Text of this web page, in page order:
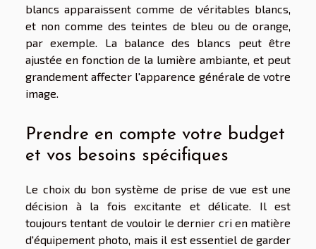
blancs apparaissent comme de véritables blancs,
et non comme des teintes de bleu ou de orange,
par exemple. La balance des blancs peut être
ajustée en fonction de la lumière ambiante, et peut
grandement affecter l'apparence générale de votre
image.
Prendre en compte votre budget
et vos besoins spécifiques
Le choix du bon système de prise de vue est une
décision à la fois excitante et délicate. Il est
toujours tentant de vouloir le dernier cri en matière
d'équipement photo, mais il est essentiel de garder